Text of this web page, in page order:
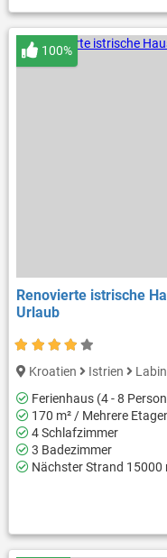
Renovierte istrische
Urlaub
100%
Kroatien Istrien
Labin
Ferienhaus (4 - 8
170 m² / Mehrere
4 Schlafzimmer
3 Badezimmer
Nächster Strand 15000